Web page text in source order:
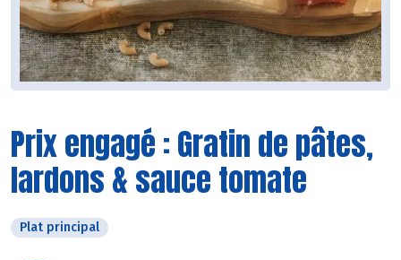
Prix engagé : Gratin de pâtes,
lardons & sauce tomate
Plat principal